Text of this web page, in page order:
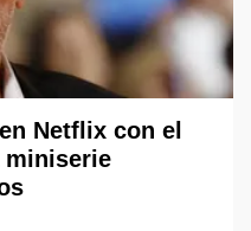
Netflix con el
miniserie